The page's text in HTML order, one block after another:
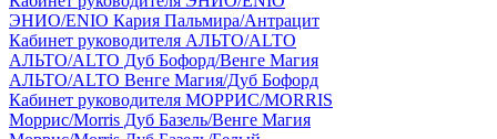
ЭНИО/ENIO Кария Пальмира/Антрацит
Кабинет руководителя АЛЬТО/ALTO
АЛЬТО/ALTO Дуб Бофорд/Венге Магия
АЛЬТО/ALTO Венге Магия/Дуб Бофорд
Кабинет руководителя МОРРИС/MORRIS
Моррис/Morris Дуб Базель/Венге Магия